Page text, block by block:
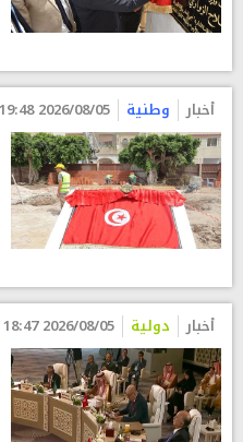
أخبار وطنية 2026/08/05 19:48
أخبار دولية 2026/08/05 18:47